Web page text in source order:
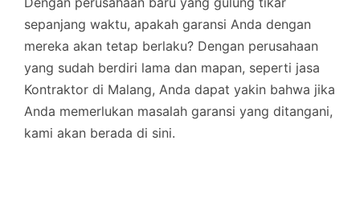
sepanjang waktu, apakah garansi Anda dengan
mereka akan tetap berlaku? Dengan perusahaan
yang sudah berdiri lama dan mapan, seperti jasa
Kontraktor di Malang, Anda dapat yakin bahwa jika
Anda memerlukan masalah garansi yang ditangani,
kami akan berada di sini.